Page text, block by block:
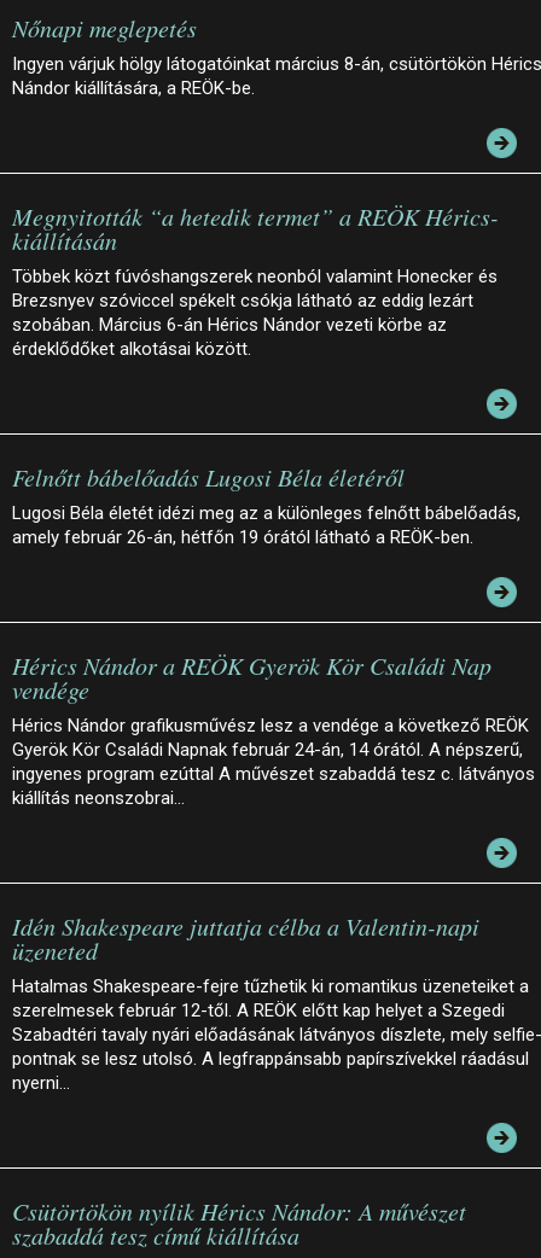
Nőnapi meglepetés
Ingyen várjuk hölgy látogatóinkat március 8-án, csütörtökön Hérics
Nándor kiállítására, a REÖK-be.
Megnyitották “a hetedik termet” a REÖK Hérics-
kiállításán
Többek közt fúvóshangszerek neonból valamint Honecker és
Brezsnyev szóviccel spékelt csókja látható az eddig lezárt
szobában. Március 6-án Hérics Nándor vezeti körbe az
érdeklődőket alkotásai között.
Felnőtt bábelőadás Lugosi Béla életéről
Lugosi Béla életét idézi meg az a különleges felnőtt bábelőadás,
amely február 26-án, hétfőn 19 órától látható a REÖK-ben.
Hérics Nándor a REÖK Gyerök Kör Családi Nap
vendége
Hérics Nándor grafikusművész lesz a vendége a következő REÖK
Gyerök Kör Családi Napnak február 24-án, 14 órától. A népszerű,
ingyenes program ezúttal A művészet szabaddá tesz c. látványos
kiállítás neonszobrai…
Idén Shakespeare juttatja célba a Valentin-napi
üzeneted
Hatalmas Shakespeare-fejre tűzhetik ki romantikus üzeneteiket a
szerelmesek február 12-től. A REÖK előtt kap helyet a Szegedi
Szabadtéri tavaly nyári előadásának látványos díszlete, mely selfie-
pontnak se lesz utolsó. A legfrappánsabb papírszívekkel ráadásul
nyerni…
Csütörtökön nyílik Hérics Nándor: A művészet
szabaddá tesz című kiállítása